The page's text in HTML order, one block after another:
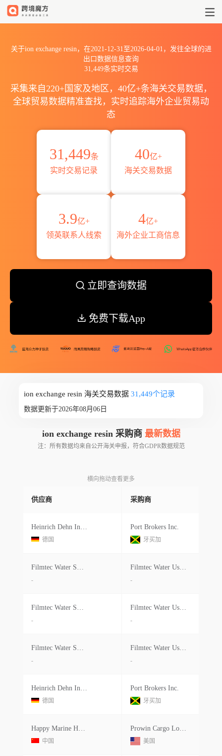
关于ion exchange resin，在2021-12-31至2026-04-01，发往全球的进
出口数据信息查询
31,449条实时交易
采集来自220+国家及地区，40亿+条海关交易数据，
全球贸易数据精准查找，实时追踪海外企业贸易动
态
31,449条
实时交易记录
40亿+
海关交易数据
3.9亿+
领英联系人线索
4亿+
海外企业工商信息
立即查询数据
免费下载App
ion exchange resin 海关交易数据 31,449个记录
数据更新于2026年08月06日
ion exchange resin 采购商 最新数据
注：所有数据均来自公开海关申报，符合GDPR数据规范
横向拖动查看更多
供应商 采购商
Heinrich Dehn Internationale Spedit
德国
Port Brokers Inc.
牙买加
Filmtec Water Switzerland Gmbh
-
Filmtec Water Usa Llc
-
Filmtec Water Switzerland Gmbh
-
Filmtec Water Usa Llc
-
Filmtec Water Switzerland Gmbh
-
Filmtec Water Usa Llc
-
Heinrich Dehn Internationale Spedit
德国
Port Brokers Inc.
牙买加
Happy Marine Happy Supply Chain Man Management Corporation Limited
中国
Prowin Cargo Logistics Inc.
美国